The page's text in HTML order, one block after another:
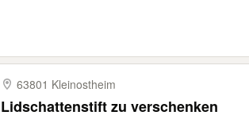
63801 Kleinostheim
Lidschattenstift zu verschenken